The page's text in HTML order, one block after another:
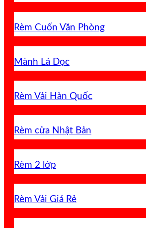
Rèm Cuốn Văn Phòng
Mành Lá Dọc
Rèm Vải Hàn Quốc
Rèm cửa Nhật Bản
Rèm 2 lớp
Rèm Vải Giá Rẻ